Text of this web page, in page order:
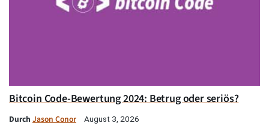
Bitcoin Code-Bewertung 2024: Betrug oder seriös?
Durch Jason Conor August 3, 2026